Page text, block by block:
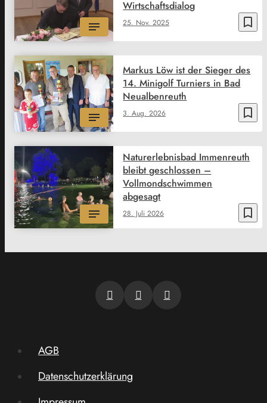
bookmark_border
25. Nov. 2025
Wirtschaftsdialog
bookmark_border
3. Aug. 2026
Markus Löw ist der Sieger des
14. Minigolf Turniers in Bad
Neualbenreuth
bookmark_border
28. Juli 2026
Naturerlebnisbad Immenreuth
bleibt geschlossen –
Vollmondschwimmen
abgesagt
AGB
Datenschutzerklärung